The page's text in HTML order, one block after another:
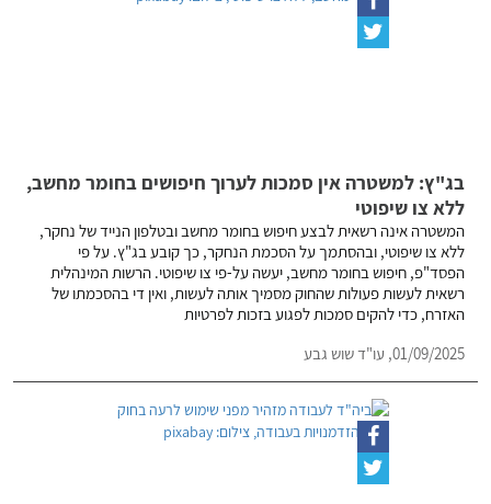
בג"ץ: למשטרה אין סמכות לערוך חיפושים בחומר מחשב,
ללא צו שיפוטי
המשטרה אינה רשאית לבצע חיפוש בחומר מחשב ובטלפון הנייד של נחקר,
ללא צו שיפוטי, ובהסתמך על הסכמת הנחקר, כך קובע בג"ץ. על פי
הפסד"פ, חיפוש בחומר מחשב, יעשה על-פי צו שיפוטי. הרשות המינהלית
רשאית לעשות פעולות שהחוק מסמיך אותה לעשות, ואין די בהסכמתו של
האזרח, כדי להקים סמכות לפגוע בזכות לפרטיות
01/09/2025, עו"ד שוש גבע